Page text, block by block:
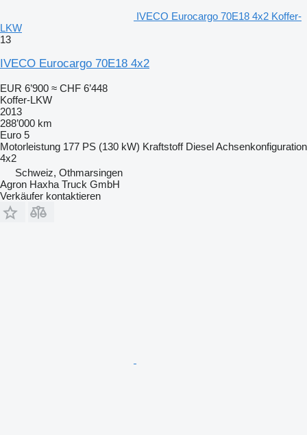
IVECO Eurocargo 70E18 4x2 Koffer-
LKW
13
IVECO Eurocargo 70E18 4x2
EUR 6’900 ≈ CHF 6’448
Koffer-LKW
2013
288’000 km
Euro 5
Motorleistung 177 PS (130 kW) Kraftstoff DieselAchsenkonfiguration
4x2
Schweiz, Othmarsingen
Agron Haxha Truck GmbH
Verkäufer kontaktieren